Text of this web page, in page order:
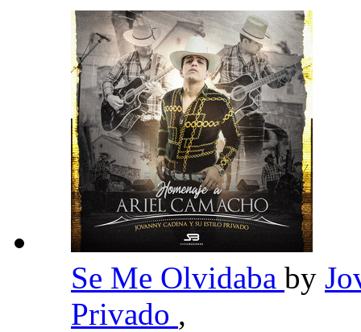
Se Me Olvidaba by
Privado ,